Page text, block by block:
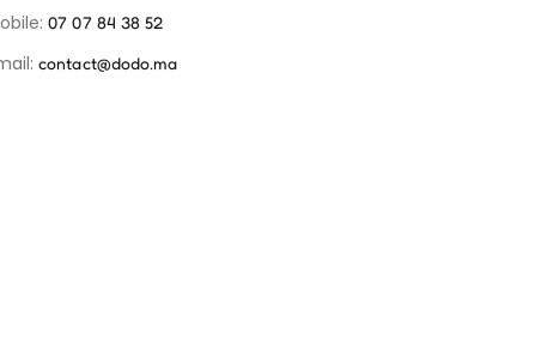
07 07 84 38 52
contact@dodo.ma